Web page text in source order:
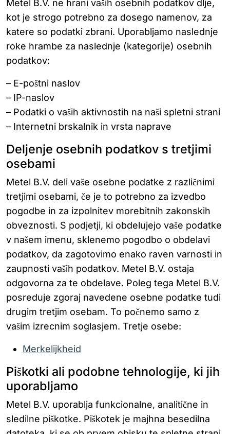
Metel B.V. ne hrani vaših osebnih podatkov dlje,
kot je strogo potrebno za dosego namenov, za
katere so podatki zbrani. Uporabljamo naslednje
roke hrambe za naslednje (kategorije) osebnih
podatkov:
– E-poštni naslov
– IP-naslov
– Podatki o vaših aktivnostih na naši spletni strani
– Internetni brskalnik in vrsta naprave
Deljenje osebnih podatkov s tretjimi
osebami
Metel B.V. deli vaše osebne podatke z različnimi
tretjimi osebami, če je to potrebno za izvedbo
pogodbe in za izpolnitev morebitnih zakonskih
obveznosti. S podjetji, ki obdelujejo vaše podatke
v našem imenu, sklenemo pogodbo o obdelavi
podatkov, da zagotovimo enako raven varnosti in
zaupnosti vaših podatkov. Metel B.V. ostaja
odgovorna za te obdelave. Poleg tega Metel B.V.
posreduje zgoraj navedene osebne podatke tudi
drugim tretjim osebam. To počnemo samo z
vašim izrecnim soglasjem. Tretje osebe:
Merkelijkheid
Piškotki ali podobne tehnologije, ki jih
uporabljamo
Metel B.V. uporablja funkcionalne, analitične in
sledilne piškotke. Piškotek je majhna besedilna